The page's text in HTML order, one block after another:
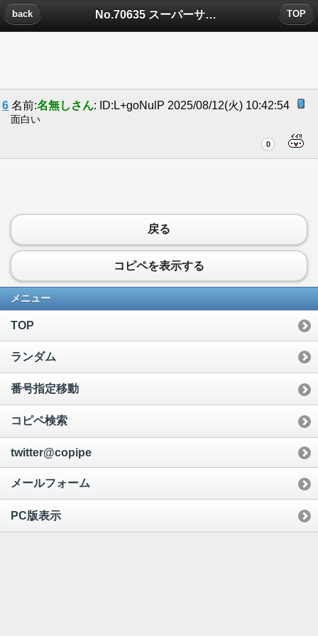
No.70635 スーパーサラリーマン清水についたコメント
back TOP
6 名前:名無しさん: ID:L+goNulP 2025/08/12(火) 10:42:54
面白い
0
戻る
コピペを表示する
メニュー
TOP
ランダム
番号指定移動
コピペ検索
twitter@copipe
メールフォーム
PC版表示